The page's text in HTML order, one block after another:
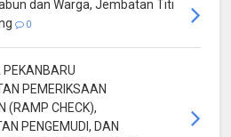
dan Warga, Jembatan Titi
0
PEMERIKSAAN
(RAMP CHECK),
PENGEMUDI, DAN